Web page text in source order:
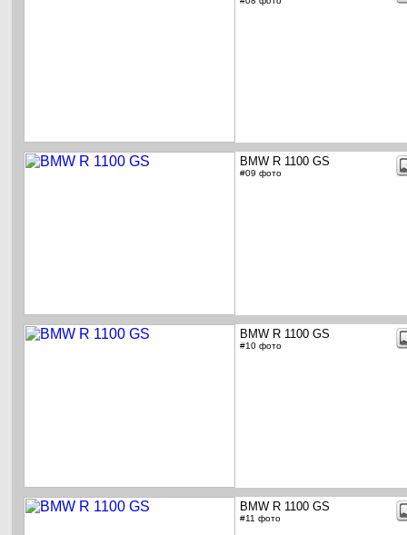
BMW R 1100 GS
#09 фото
BMW R 1100 GS
#10 фото
BMW R 1100 GS
#11 фото